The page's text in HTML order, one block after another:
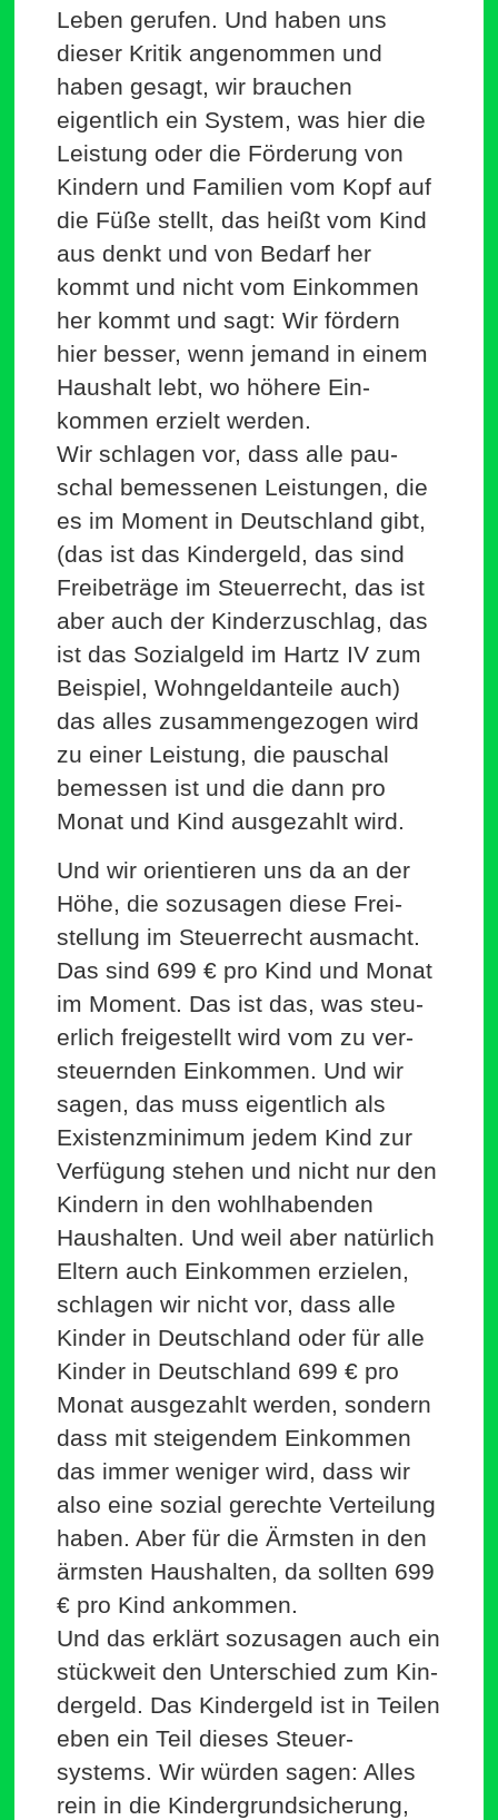
Leben gerufen. Und haben uns
dieser Kritik ange­nommen und
haben gesagt, wir brauchen
eigentlich ein System, was hier die
Leistung oder die För­derung von
Kindern und Familien vom Kopf auf
die Füße stellt, das heißt vom Kind
aus denkt und von Bedarf her
kommt und nicht vom Ein­kommen
her kommt und sagt: Wir fördern
hier besser, wenn jemand in einem
Haushalt lebt, wo höhere Ein­
kommen erzielt werden.
Wir schlagen vor, dass alle pau­
schal bemes­senen Leis­tungen, die
es im Moment in Deutschland gibt,
(das ist das Kin­dergeld, das sind
Frei­be­träge im Steu­er­recht, das ist
aber auch der Kin­der­zu­schlag, das
ist das Sozi­algeld im Hartz IV zum
Bei­spiel, Wohn­geld­an­teile auch)
das alles zusam­men­ge­zogen wird
zu einer Leistung, die pau­schal
bemessen ist und die dann pro
Monat und Kind aus­ge­zahlt wird.
Und wir ori­en­tieren uns da an der
Höhe, die sozu­sagen diese Frei­
stellung im Steu­er­recht aus­macht.
Das sind 699 € pro Kind und Monat
im Moment. Das ist das, was steu­
erlich frei­ge­stellt wird vom zu ver­
steu­ernden Ein­kommen. Und wir
sagen, das muss eigentlich als
Exis­tenz­mi­nimum jedem Kind zur
Ver­fügung stehen und nicht nur den
Kindern in den wohl­ha­benden
Haus­halten. Und weil aber natürlich
Eltern auch Ein­kommen erzielen,
schlagen wir nicht vor, dass alle
Kinder in Deutschland oder für alle
Kinder in Deutschland 699 € pro
Monat aus­ge­zahlt werden, sondern
dass mit stei­gendem Ein­kommen
das immer weniger wird, dass wir
also eine sozial gerechte Ver­teilung
haben. Aber für die Ärmsten in den
ärmsten Haus­halten, da sollten 699
€ pro Kind ankommen.
Und das erklärt sozu­sagen auch ein
stückweit den Unter­schied zum Kin­
dergeld. Das Kin­dergeld ist in Teilen
eben ein Teil dieses Steu­er­
systems. Wir würden sagen: Alles
rein in die Kin­der­grund­si­cherung,